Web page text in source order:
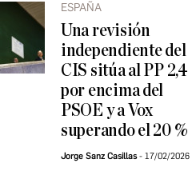
ESPAÑA
Una revisión
independiente del
CIS sitúa al PP 2,4
por encima del
PSOE y a Vox
superando el 20 %
Jorge Sanz Casillas 17/02/2026